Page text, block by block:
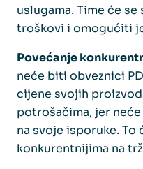
uslugama. Time će
troškovi i omogućiti
Povećanje
neće biti obveznici
cijene svojih
potrošačima, jer
na svoje isporuke. To
konkurentnijima na